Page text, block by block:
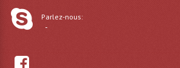
Parlez-nous:
-